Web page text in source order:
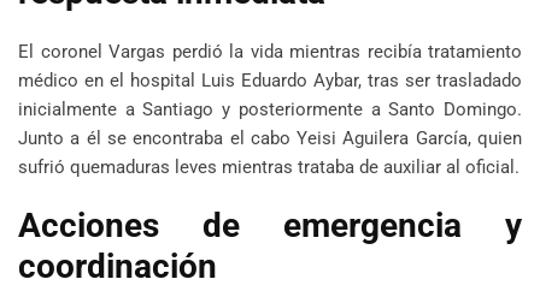
El coronel Vargas perdió la vida mientras recibía tratamiento
médico en el hospital Luis Eduardo Aybar, tras ser trasladado
inicialmente a Santiago y posteriormente a Santo Domingo.
Junto a él se encontraba el cabo Yeisi Aguilera García, quien
sufrió quemaduras leves mientras trataba de auxiliar al oficial.
Acciones de emergencia y
coordinación